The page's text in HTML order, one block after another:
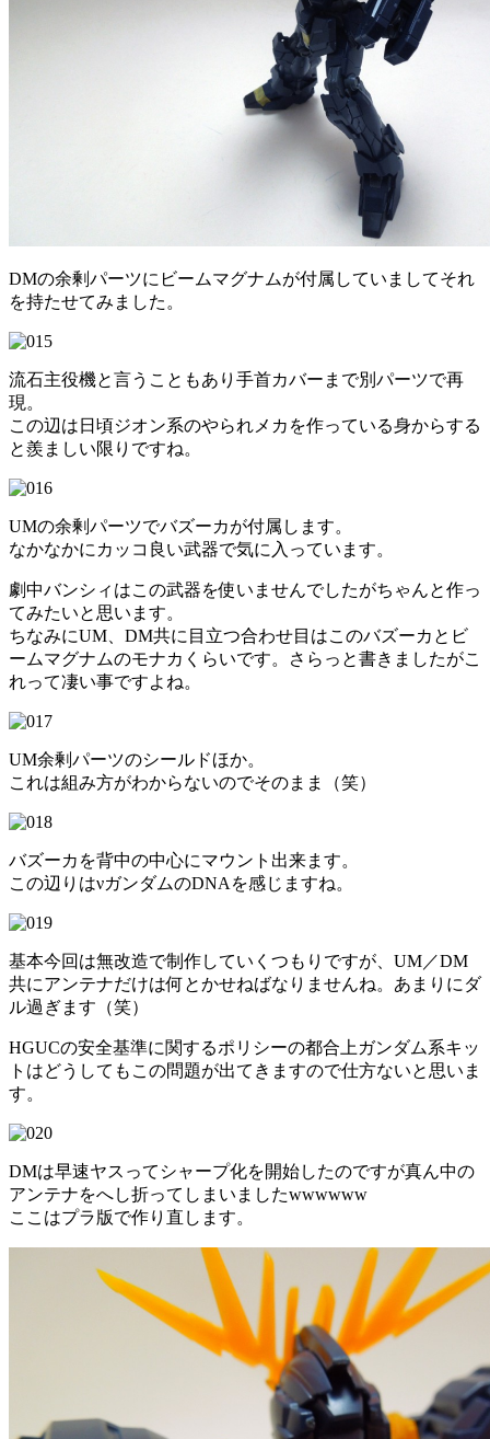
DMの余剰パーツにビームマグナムが付属していましてそれ
を持たせてみました。
流石主役機と言うこともあり手首カバーまで別パーツで再
現。
この辺は日頃ジオン系のやられメカを作っている身からする
と羨ましい限りですね。
UMの余剰パーツでバズーカが付属します。
なかなかにカッコ良い武器で気に入っています。
劇中バンシィはこの武器を使いませんでしたがちゃんと作っ
てみたいと思います。
ちなみにUM、DM共に目立つ合わせ目はこのバズーカとビ
ームマグナムのモナカくらいです。さらっと書きましたがこ
れって凄い事ですよね。
UM余剰パーツのシールドほか。
これは組み方がわからないのでそのまま（笑）
バズーカを背中の中心にマウント出来ます。
この辺りはνガンダムのDNAを感じますね。
基本今回は無改造で制作していくつもりですが、UM／DM
共にアンテナだけは何とかせねばなりませんね。あまりにダ
ル過ぎます（笑）
HGUCの安全基準に関するポリシーの都合上ガンダム系キッ
トはどうしてもこの問題が出てきますので仕方ないと思いま
す。
DMは早速ヤスってシャープ化を開始したのですが真ん中の
アンテナをへし折ってしまいましたwwwwww
ここはプラ版で作り直します。